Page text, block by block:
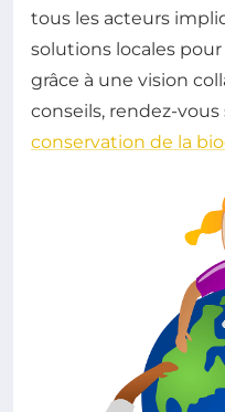
tous les acteurs
solutions locales
grâce à une vision
conseils, rendez-vous
conservation de la